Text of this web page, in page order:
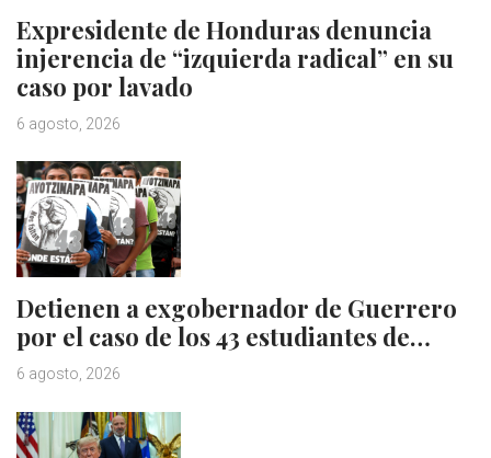
Expresidente de Honduras denuncia
injerencia de “izquierda radical” en su
caso por lavado
6 agosto, 2026
Detienen a exgobernador de Guerrero
por el caso de los 43 estudiantes de…
6 agosto, 2026